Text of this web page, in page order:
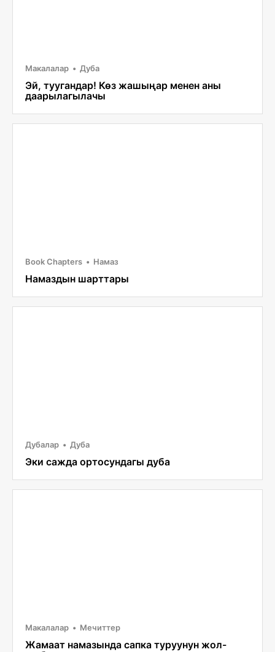
Макалалар Дуба
Эй, туугандар! Көз жашыңар менен аны
даарылагылачы
Book Chapters Намаз
Намаздын шарттары
Дубалар Дуба
Эки сажда ортосундагы дуба
Макалалар Мечиттер
Жамаат намазында сапка туруунун жол-